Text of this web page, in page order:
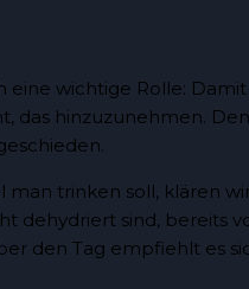
wichtige Rolle:
das hinzuzunehmen.
trinken soll, klären
dehydriert sind,
den Tag empfiehlt es